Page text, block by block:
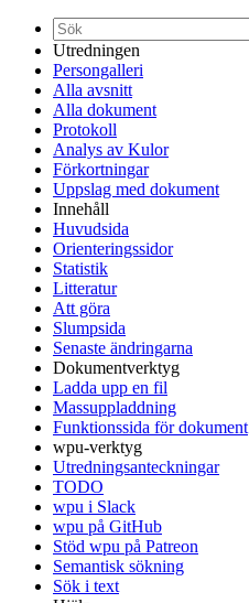
Utredningen
Persongalleri
Alla avsnitt
Alla dokument
Protokoll
Analys av Kulor
Förkortningar
Uppslag med dokument
Innehåll
Huvudsida
Orienteringssidor
Statistik
Litteratur
Att göra
Slumpsida
Senaste ändringarna
Dokumentverktyg
Ladda upp en fil
Massuppladdning
Funktionssida för dokument
wpu-verktyg
Utredningsanteckningar
TODO
wpu i Slack
wpu på GitHub
Stöd wpu på Patreon
Semantisk sökning
Sök i text